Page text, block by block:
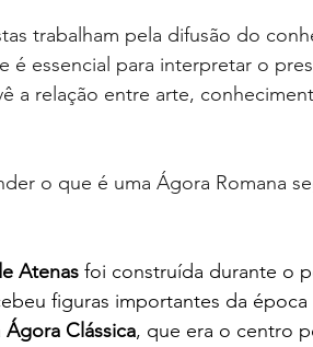
trabalham pela difusão do
é essencial para interpretar o
a relação entre arte,
o que é uma Ágora Romana
Atenas foi construída durante o
figuras importantes da
Ágora Clássica, que era o centro